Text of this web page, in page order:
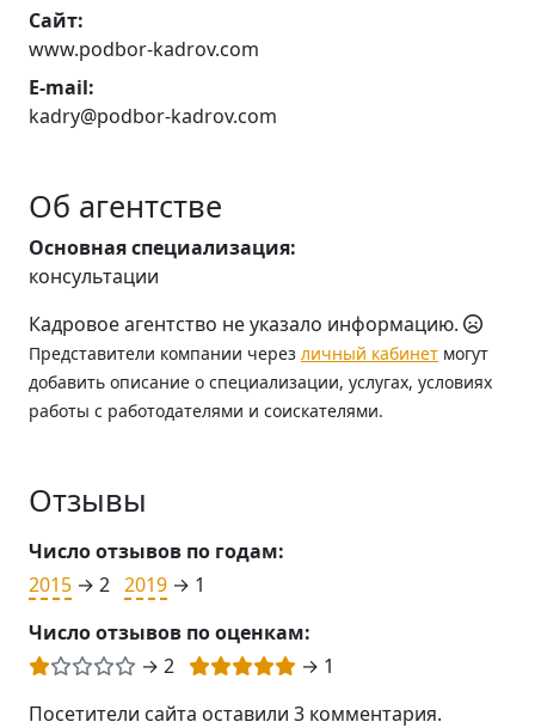
Сайт:
www.podbor-kadrov.com
E-mail:
kadry@podbor-kadrov.com
Об агентстве
Основная специализация:
консультации
Кадровое агентство не указало информацию.
Представители компании через личный кабинет могут
добавить описание о специализации, услугах, условиях
работы с работодателями и соискателями.
Отзывы
Число отзывов по годам:
2015 → 2 2019 → 1
Число отзывов по оценкам:
→ 2
→ 1
Посетители сайта оставили 3 комментария.